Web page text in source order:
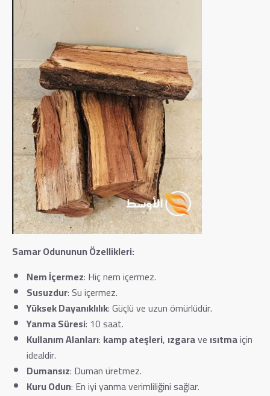
Samar Odununun Özellikleri:
Nem İçermez: Hiç nem içermez.
Susuzdur: Su içermez.
Yüksek Dayanıklılık: Güçlü ve uzun ömürlüdür.
Yanma Süresi: 10 saat.
Kullanım Alanları: kamp ateşleri, ızgarave ısıtmaiçin
idealdir.
Dumansız: Duman üretmez.
Kuru Odun: En iyi yanma verimliliğini sağlar.